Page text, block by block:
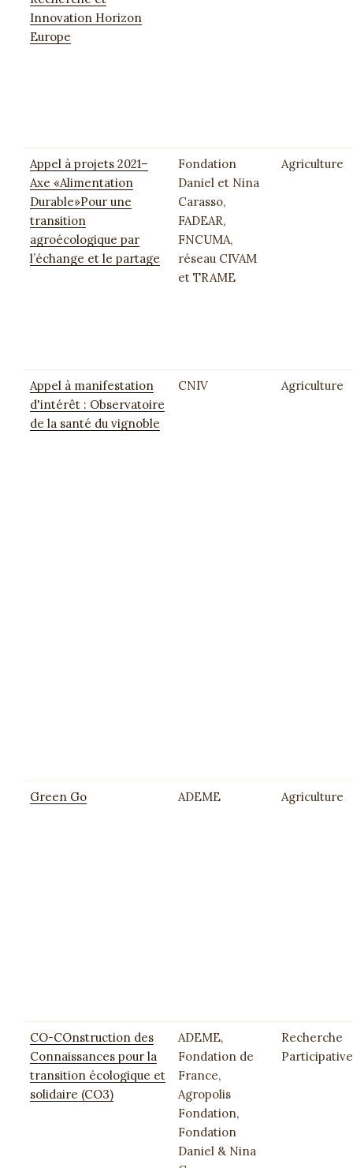
Innovation Horizon
Europe
Appel à projets 2021–
Axe «Alimentation
Durable»Pour une
transition
agroécologique par
l’échange et le partage
Fondation
Daniel et Nina
Carasso,
FADEAR,
FNCUMA,
réseau CIVAM
et TRAME
Agriculture
Appel à manifestation
d'intérêt : Observatoire
de la santé du vignoble
CNIV Agriculture
Green Go ADEME Agriculture
CO-COnstruction des
Connaissances pour la
transition écologique et
solidaire (CO3)
ADEME,
Fondation de
France,
Agropolis
Fondation,
Fondation
Daniel & Nina
Recherche
Participative